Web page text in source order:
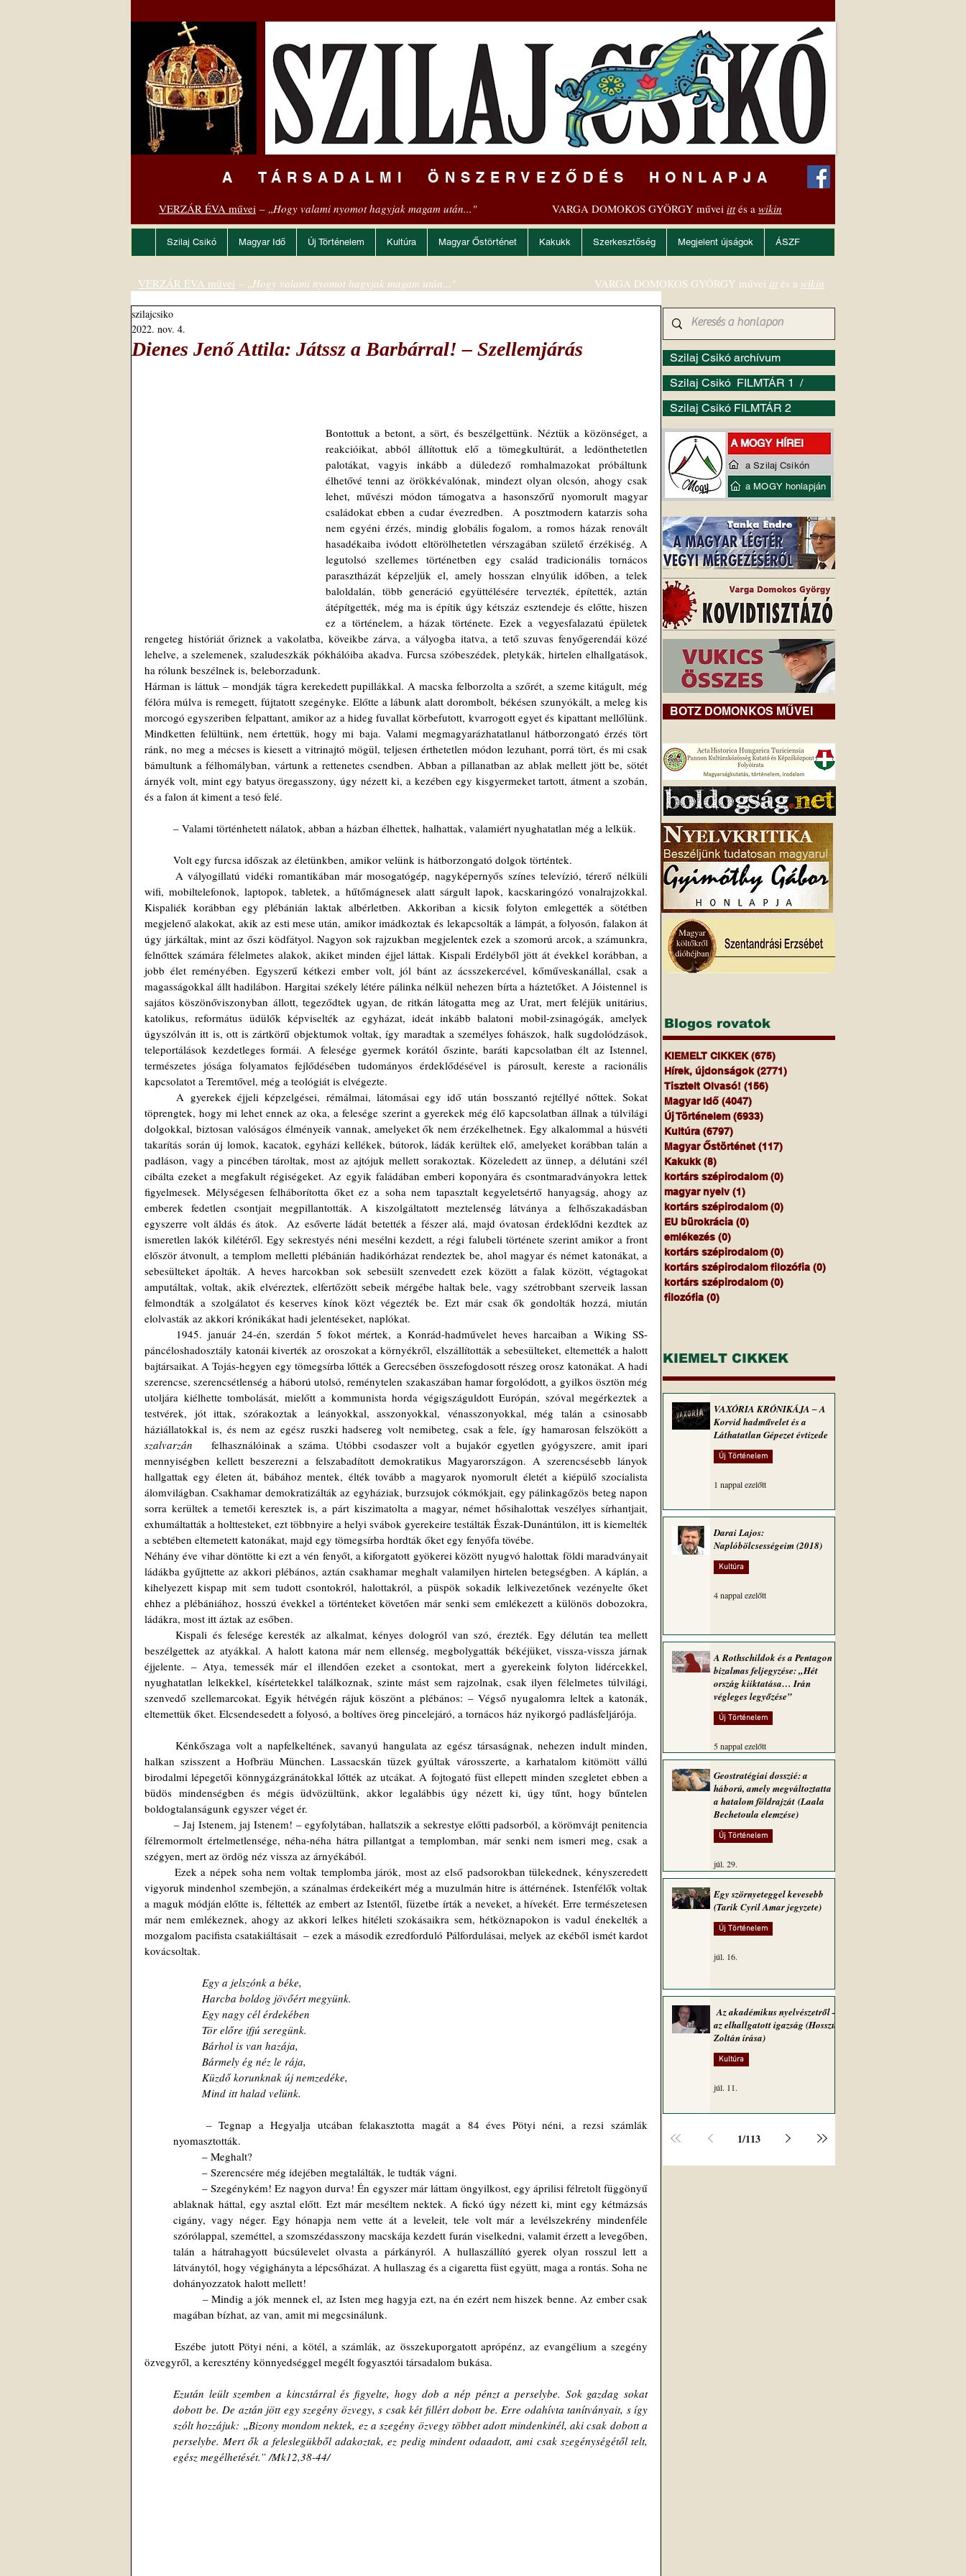
A TÁRSADALMI ÖNSZERVEZŐDÉS HONLAPJA
VERZÁR ÉVA művei – „Hogy valami nyomot hagyjak magam után..." VARGA DOMOKOS GYÖRGY művei ittés a wikin
Szilaj Csikó Magyar Idő Új Történelem Kultúra Magyar Őstörténet Kakukk Szerkesztőség Megjelent újságok ÁSZF
Dienes Jenő Attila: Játssz a Barbárral! – Szellemjárás
szilajcsiko
2022. nov. 4.
Bontottuk a betont, a sört, és beszélgettünk. Néztük a közönséget, a
reakcióikat, abból állítottuk elő a tömegkultúrát, a ledönthetetlen
palotákat, vagyis inkább a düledező romhalmazokat próbáltunk
élhetővé tenni az örökkévalónak, mindezt olyan olcsón, ahogy csak
lehet, művészi módon támogatva a hasonszőrű nyomorult magyar
családokat ebben a cudar évezredben.  A posztmodern katarzis soha
nem egyéni érzés, mindig globális fogalom, a romos házak renovált
hasadékaiba ivódott eltörölhetetlen vérszagában születő érzékiség. A
legutolsó szellemes történetben egy család tradicionális tornácos
parasztházát képzeljük el, amely hosszan elnyúlik időben, a telek
baloldalán, több generáció együttélésére tervezték, építették, aztán
átépítgették, még ma is építik úgy kétszáz esztendeje és előtte, hiszen
ez a történelem, a házak története. Ezek a vegyesfalazatú épületek
rengeteg históriát őriznek a vakolatba, köveikbe zárva, a vályogba itatva, a tető szuvas fenyőgerendái közé
lehelve, a szelemenek, szaludeszkák pókhálóiba akadva. Furcsa szóbeszédek, pletykák, hirtelen elhallgatások,
ha rólunk beszélnek is, beleborzadunk.
Hárman is láttuk – mondják tágra kerekedett pupillákkal. A macska felborzolta a szőrét, a szeme kitágult, még
félóra múlva is remegett, fújtatott szegényke. Előtte a lábunk alatt dorombolt, békésen szunyókált, a meleg kis
morcogó egyszeriben felpattant, amikor az a hideg fuvallat körbefutott, kvarrogott egyet és kipattant mellőlünk.
Mindketten felültünk, nem értettük, hogy mi baja. Valami megmagyarázhatatlanul hátborzongató érzés tört
ránk, no meg a mécses is kiesett a vitrinajtó mögül, teljesen érthetetlen módon lezuhant, porrá tört, és mi csak
bámultunk a félhomályban, vártunk a rettenetes csendben. Abban a pillanatban az ablak mellett jött be, sötét
árnyék volt, mint egy batyus öregasszony, úgy nézett ki, a kezében egy kisgyermeket tartott, átment a szobán,
és a falon át kiment a tesó felé.
	– Valami történhetett nálatok, abban a házban élhettek, halhattak, valamiért nyughatatlan még a lelkük.
	Volt egy furcsa időszak az életünkben, amikor velünk is hátborzongató dolgok történtek.
wifi, mobiltelefonok, laptopok, tabletek, a hűtőmágnesek alatt sárgult lapok, kacskaringózó vonalrajzokkal.
Kispaliék korábban egy plébánián laktak albérletben. Akkoriban a kicsik folyton emlegették a sötétben
megjelenő alakokat, akik az esti mese után, amikor imádkoztak és lekapcsolták a lámpát, a folyosón, falakon át
úgy járkáltak, mint az őszi ködfátyol. Nagyon sok rajzukban megjelentek ezek a szomorú arcok, a számunkra,
felnőttek számára félelmetes alakok, akiket minden éjjel láttak. Kispali Erdélyből jött át évekkel korábban, a
jobb élet reményében. Egyszerű kétkezi ember volt, jól bánt az ácsszekercével, kőműveskanállal, csak a
magasságokkal állt hadilábon. Hargitai székely létére pálinka nélkül nehezen bírta a háztetőket. A Jóistennel is
sajátos köszönőviszonyban állott, tegeződtek ugyan, de ritkán látogatta meg az Urat, mert feléjük unitárius,
katolikus, református üdülők képviselték az egyházat, ideát inkább balatoni mobil-zsinagógák, amelyek
úgyszólván itt is, ott is zártkörű objektumok voltak, így maradtak a személyes fohászok, halk sugdolódzások,
teleportálások kezdetleges formái. A felesége gyermek korától őszinte, baráti kapcsolatban élt az Istennel,
természetes jósága folyamatos fejlődésében tudományos érdeklődésével is párosult, kereste a racionális
kapcsolatot a Teremtővel, még a teológiát is elvégezte.
	A gyerekek éjjeli képzelgései, rémálmai, látomásai egy idő után bosszantó rejtéllyé nőttek. Sokat
töprengtek, hogy mi lehet ennek az oka, a felesége szerint a gyerekek még élő kapcsolatban állnak a túlvilági
dolgokkal, biztosan valóságos élményeik vannak, amelyeket ők nem érzékelhetnek. Egy alkalommal a húsvéti
takarítás során új lomok, kacatok, egyházi kellékek, bútorok, ládák kerültek elő, amelyeket korábban talán a
padláson, vagy a pincében tároltak, most az ajtójuk mellett sorakoztak. Közeledett az ünnep, a délutáni szél
cibálta ezeket a megfakult régiségeket. Az egyik faládában emberi koponyára és csontmaradványokra lettek
figyelmesek. Mélységesen felháborította őket ez a soha nem tapasztalt kegyeletsértő hanyagság, ahogy az
emberek fedetlen csontjait megpillantották. A kiszolgáltatott meztelenség látványa a felhőszakadásban
egyszerre volt áldás és átok.  Az esőverte ládát betették a fészer alá, majd óvatosan érdeklődni kezdtek az
ismeretlen lakók kilétéről. Egy sekrestyés néni mesélni kezdett, a régi falubeli története szerint amikor a front
először átvonult, a templom melletti plébánián hadikórházat rendeztek be, ahol magyar és német katonákat, a
sebesülteket ápolták. A heves harcokban sok sebesült szenvedett ezek között a falak között, végtagokat
amputáltak, voltak, akik elvéreztek, elfertőzött sebeik mérgébe haltak bele, vagy szétrobbant szerveik lassan
felmondták a szolgálatot és keserves kínok közt végezték be. Ezt már csak ők gondolták hozzá, miután
elolvasták az akkori krónikákat hadi jelentéseket, naplókat.
páncéloshadosztály katonái kiverték az oroszokat a környékről, elszállították a sebesülteket, eltemették a halott
bajtársaikat. A Tojás-hegyen egy tömegsírba lőtték a Gerecsében összefogdosott részeg orosz katonákat. A hadi
szerencse, szerencsétlenség a háború utolsó, reménytelen szakaszában hamar forgolódott, a gyilkos ösztön még
utoljára kiélhette tombolását, mielőtt a kommunista horda végigszáguldott Európán, szóval megérkeztek a
testvérek, jót ittak, szórakoztak a leányokkal, asszonyokkal, vénasszonyokkal, még talán a csinosabb
szalvarzán
  felhasználóinak a száma. Utóbbi csodaszer volt a bujakór egyetlen gyógyszere, amit ipari
mennyiségben kellett beszerezni a felszabadított demokratikus Magyarországon. A szerencsésebb lányok
hallgattak egy életen át, bábához mentek, élték tovább a magyarok nyomorult életét a kiépülő szocialista
álomvilágban. Csakhamar demokratizálták az egyháziak, burzsujok cókmókjait, egy pálinkagőzös beteg napon
sorra kerültek a temetői keresztek is, a párt kiszimatolta a magyar, német hősihalottak veszélyes sírhantjait,
exhumáltatták a holttesteket, ezt többnyire a helyi svábok gyerekeire testálták Észak-Dunántúlon, itt is kiemelték
a sebtében eltemetett katonákat, majd egy tömegsírba hordták őket egy fenyőfa tövébe.
Néhány éve vihar döntötte ki ezt a vén fenyőt, a kiforgatott gyökerei között nyugvó halottak földi maradványait
ládákba gyűjttette az akkori plébános, aztán csakhamar meghalt valamilyen hirtelen betegségben. A káplán, a
kihelyezett kispap mit sem tudott csontokról, halottakról, a püspök sokadik lelkivezetőnek vezényelte őket
ehhez a plébániához, hosszú évekkel a történteket követően már senki sem emlékezett a különös dobozokra,
ládákra, most itt áztak az esőben.
	Kispali és felesége keresték az alkalmat, kényes dologról van szó, érezték. Egy délután tea mellett
beszélgettek az atyákkal. A halott katona már nem ellenség, megbolygatták békéjüket, vissza-vissza járnak
éjjelente. – Atya, temessék már el illendően ezeket a csontokat, mert a gyerekeink folyton lidércekkel,
nyughatatlan lelkekkel, kísértetekkel találkoznak, szinte mást sem rajzolnak, csak ilyen félelmetes túlvilági,
szenvedő szellemarcokat. Egyik hétvégén rájuk köszönt a plébános: – Végső nyugalomra leltek a katonák,
eltemettük őket. Elcsendesedett a folyosó, a boltíves öreg pincelejáró, a tornácos ház nyikorgó padlásfeljárója.
halkan szisszent a Hofbräu München. Lassacskán tüzek gyúltak városszerte, a karhatalom kitömött vállú
birodalmi lépegetői könnygázgránátokkal lőtték az utcákat. A fojtogató füst ellepett minden szegletet ebben a
büdös mindenségben és mégis üdvözültünk, akkor legalábbis úgy nézett ki, úgy tűnt, hogy bűntelen
boldogtalanságunk egyszer véget ér.
félremormolt értelmetlensége, néha-néha hátra pillantgat a templomban, már senki nem ismeri meg, csak a
szégyen, mert az ördög néz vissza az árnyékából.
vigyoruk mindenhol szembejön, a szánalmas érdekeikért még a muzulmán hitre is áttérnének. Istenfélők voltak
a maguk módján előtte is, féltették az embert az Istentől, füzetbe írták a neveket, a hívekét. Erre természetesen
már nem emlékeznek, ahogy az akkori lelkes hitéleti szokásaikra sem, hétköznapokon is vadul énekelték a
mozgalom pacifista csatakiáltásait  – ezek a második ezredforduló Pálfordulásai, melyek az ekéből ismét kardot
kovácsoltak.
Egy a jelszónk a béke,
Harcba boldog jövőért megyünk.
Egy nagy cél érdekében
Tör előre ifjú seregünk.
Bárhol is van hazája,
Bármely ég néz le rája,
Küzdő korunknak új nemzedéke,
Mind itt halad velünk.
nyomasztották.
	– Meghalt?
	– Szerencsére még idejében megtalálták, le tudták vágni.
	– Szegénykém! Ez nagyon durva! Én egyszer már láttam öngyilkost, egy áprilisi félretolt függönyű
ablaknak háttal, egy asztal előtt. Ezt már meséltem nektek. A fickó úgy nézett ki, mint egy kétmázsás
cigány, vagy néger. Egy hónapja nem vette át a leveleit, tele volt már a levélszekrény mindenféle
szórólappal, szeméttel, a szomszédasszony macskája kezdett furán viselkedni, valamit érzett a levegőben,
talán a hátrahagyott búcsúlevelet olvasta a párkányról. A hullaszállító gyerek olyan rosszul lett a
látványtól, hogy végighányta a lépcsőházat. A hullaszag és a cigaretta füst együtt, maga a rontás. Soha ne
dohányozzatok halott mellett!
magában bízhat, az van, amit mi megcsinálunk.
	Eszébe jutott Pötyi néni, a kötél, a számlák, az összekuporgatott aprópénz, az evangélium a szegény
özvegyről, a keresztény könnyedséggel megélt fogyasztói társadalom bukása.
Ezután leült szemben a kincstárral és figyelte, hogy dob a nép pénzt a perselybe. Sok gazdag sokat
dobott be. De aztán jött egy szegény özvegy, s csak két fillért dobott be. Erre odahívta tanítványait, s így
szólt hozzájuk: „Bizony mondom nektek, ez a szegény özvegy többet adott mindenkinél, aki csak dobott a
perselybe. Mert ők a feleslegükből adakoztak, ez pedig mindent odaadott, ami csak szegénységétől telt,
egész megélhetését.” /Mk12,38-44/
Szilaj Csikó archívum
Szilaj Csikó FILMTÁR 1 /
Szilaj Csikó FILMTÁR 2
VERZÁR ÉVA művei – „Hogy valami nyomot hagyjak magam után..." VARGA DOMOKOS GYÖRGY művei itt és a wikin
BOTZ DOMONKOS MŰVEI
Blogos rovatok
KIEMELT CIKKEK (675)
Hírek, újdonságok (2771)
Tisztelt Olvasó! (156)
Magyar Idő (4047)
Új Történelem (6933)
Kultúra (6797)
Magyar Őstörténet (117)
Kakukk (8)
kortárs szépirodalom (0)
magyar nyelv (1)
kortárs szépirodalom (0)
EU bürokrácia (0)
emlékezés (0)
kortárs szépirodalom (0)
kortárs szépirodalom filozófia (0)
kortárs szépirodalom (0)
filozófia (0)
KIEMELT CIKKEK
VAXÓRIA KRÓNIKÁJA ‒ A
Korvid hadművelet és a
Láthatatlan Gépezet évtizede
Új Történelem
1 nappal ezelőtt
Darai Lajos:
Naplóbölcsességeim (2018)
Kultúra
4 nappal ezelőtt
A Rothschildok és a Pentagon
bizalmas feljegyzése: „Hét
ország kiiktatása… Irán
végleges legyőzése”
Új Történelem
5 nappal ezelőtt
Geostratégiai dosszié: a
háború, amely megváltoztatta
a hatalom földrajzát (Laala
Bechetoula elemzése)
Új Történelem
júl. 29.
Egy szörnyeteggel kevesebb
(Tarik Cyril Amar jegyzete)
Új Történelem
júl. 16.
Az akadémikus nyelvészetről –
az elhallgatott igazság (Hosszú
Zoltán írása)
Kultúra
júl. 11.
1/113
a Szilaj Csikón
a MOGY honlapján